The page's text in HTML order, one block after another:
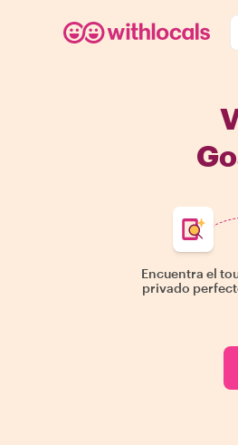
Encuentra el
privado